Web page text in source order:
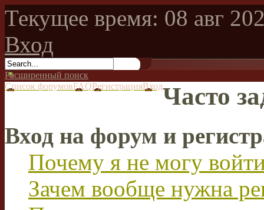
Текущее время: 08 авг
Вход
Расширенный поиск
Список форумовFAQРегистрацияВходЧасто
Вход на форум и
Почему я не могу
Зачем вообще нужна